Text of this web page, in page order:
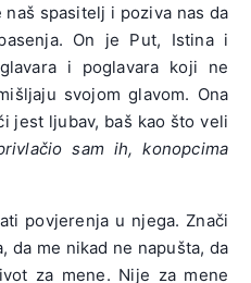
spasitelj i poziva nas da
On je Put, Istina i
i poglavara koji ne
svojom glavom. Ona
jest ljubav, baš kao što veli
sam ih, konopcima
povjerenja u njega. Znači
da me nikad ne napušta, da
za mene. Nije za mene